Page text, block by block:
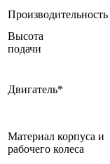
Производительность
Высота
подачи
Двигатель*
Материал корпуса и
рабочего колеса